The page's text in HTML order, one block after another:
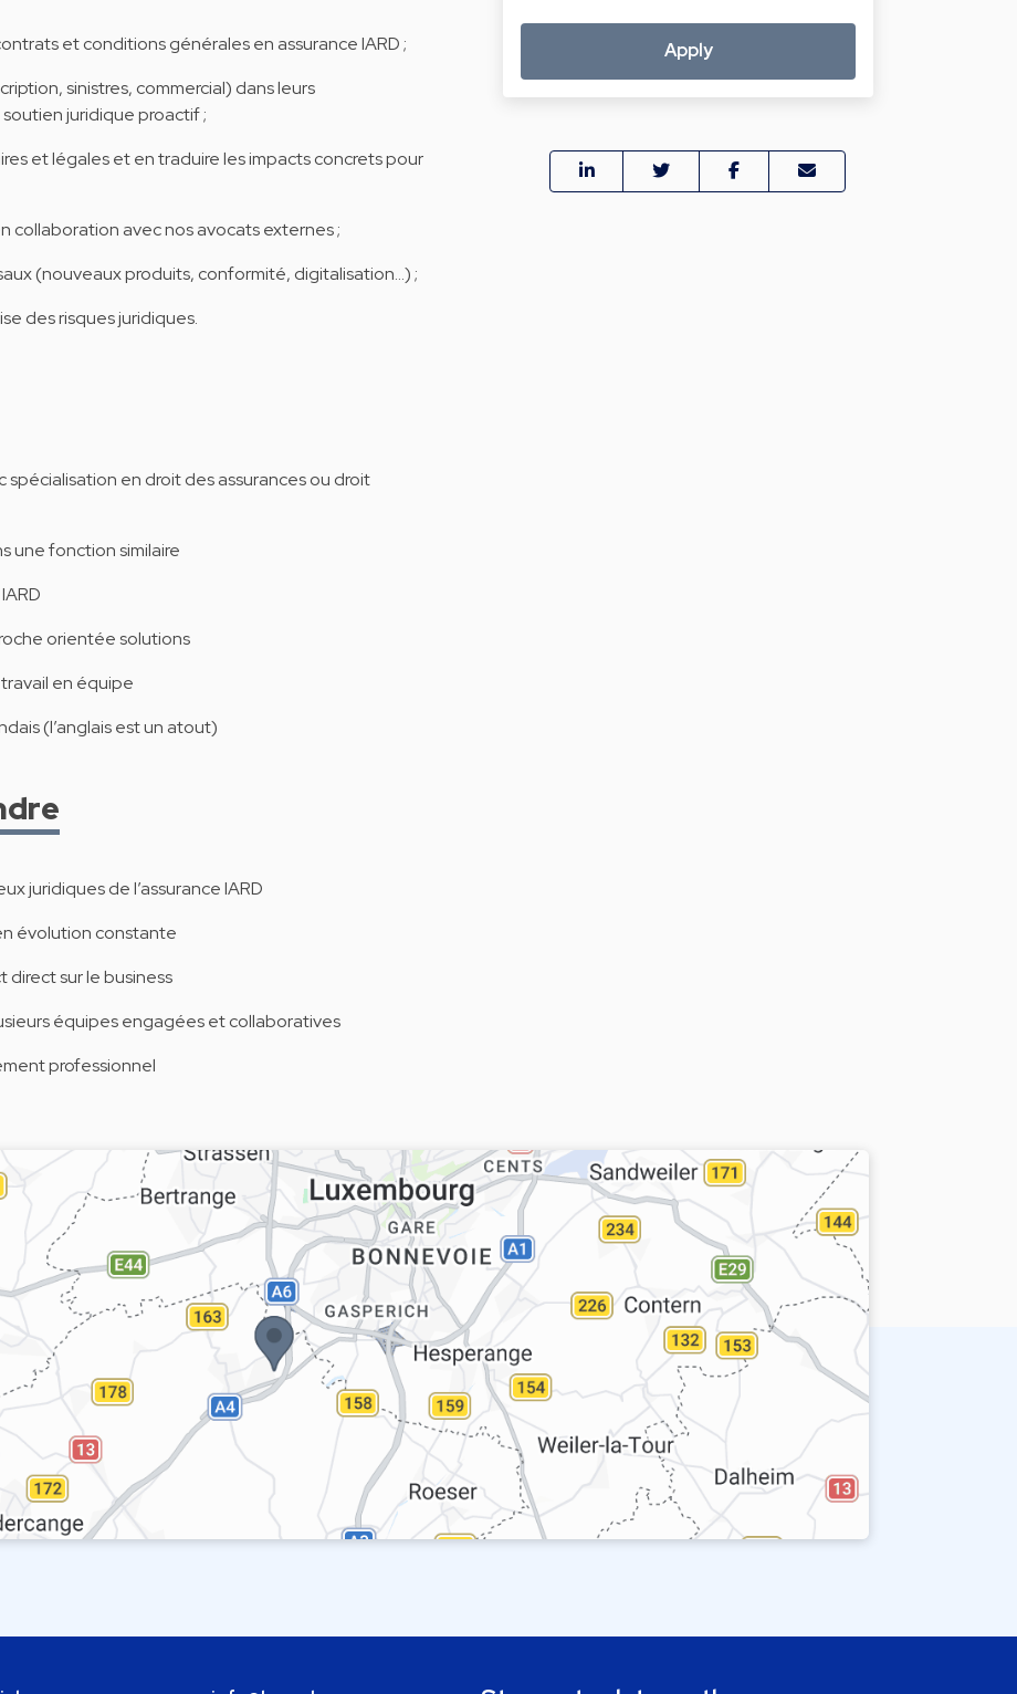
et conditions générales en assurance IARD ;
sinistres, commercial) dans leurs
juridique proactif ;
et légales et en traduire les impacts concrets pour
collaboration avec nos avocats externes ;
(nouveaux produits, conformité, digitalisation…) ;
des risques juridiques.
en droit des assurances ou droit
une fonction similaire
orientée solutions
en équipe
(l’anglais est un atout)
juridiques de l’assurance IARD
évolution constante
direct sur le business
équipes engagées et collaboratives
professionnel
Apply